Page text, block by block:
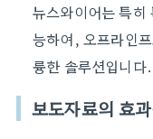
뉴스와이어는 특히
능하여, 오프라인
륭한 솔루션입니다.
보도자료의 효